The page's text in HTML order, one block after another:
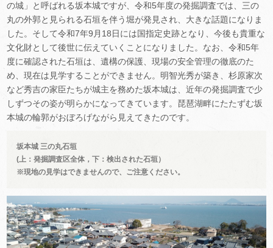
の城」と呼ばれる坂本城ですが、令和5年度の発掘調査では、三の
丸の外郭と見られる石垣を伴う堀が発見され、大きな話題になりま
した。そして令和7年9月18日には国指定史跡となり、今後も貴重な
文化財として後世に伝えていくことになりました。なお、令和5年
度に確認された石垣は、遺構の保護、現場の安全管理の徹底のた
め、現在は見学することができません。明智光秀が築き、杉原家次
など秀吉の家臣たちが城主を務めた坂本城は、近年の発掘調査で少
しずつその姿が明らかになってきています。琵琶湖畔にたたずむ坂
本城の輪郭がおぼろげながら見えてきたのです。
坂本城 三の丸石垣
(上：発掘調査区全体，下：検出された石垣）
※現地の見学はできませんので、ご注意ください。